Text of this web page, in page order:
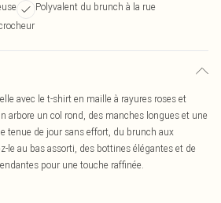
Polyvalent du brunch à la rue
avec le t-shirt en maille à rayures roses et
arbore un col rond, des manches longues et une
tenue de jour sans effort, du brunch aux
le au bas assorti, des bottines élégantes et de
pour une touche raffinée.